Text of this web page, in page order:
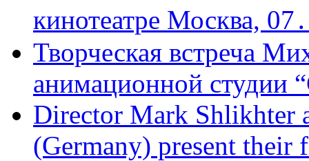
кинотеатре Москва,
Творческая встреча
анимационной студии
Director Mark Shlikhter
(Germany) present